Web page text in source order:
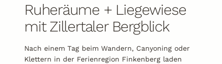
Ruheräume + Liegewiese
mit Zillertaler Bergblick
Nach einem Tag beim Wandern, Canyoning oder
Klettern in der Ferienregion Finkenberg laden